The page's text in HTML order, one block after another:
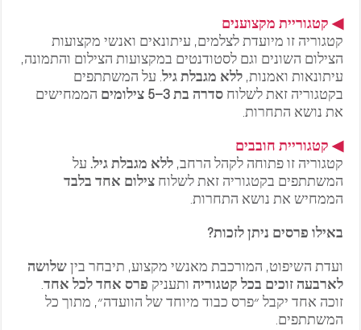
◀ קטגוריית מקצוענים
קטגוריה זו מיועדת לצלמים, עיתונאים ואנשי מקצועות
הצילום השונים וגם לסטודנטים במקצועות הצילום והתמונה,
עיתונאות ואמנות, ללא מגבלת גיל. על המשתתפים
בקטגוריה זאת לשלוחסדרה בת 3 –5 צילומים
הממחישים
את נושא התחרות.
◀ קטגוריית חובבים
קטגוריה זו פתוחה לקהל הרחב,ללא מגבלת גיל. על
המשתתפים בקטגוריה זאת לשלוחצילום אחד בלבד
הממחיש את נושא התחרות.
באילו פרסים ניתן לזכות?
ועדת השיפוט, המורכבת מאנשי מקצוע, תיבחר ביןשלושה
לארבעה זוכים בכל קטגוריה ותעניק פרס אחד לכל אחד.
זוכה אחד יקבל ״פרס כבוד מיוחד של הוועדה״, מתוך כל
המשתתפים.